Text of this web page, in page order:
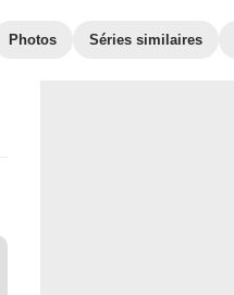
Photos Séries similaires